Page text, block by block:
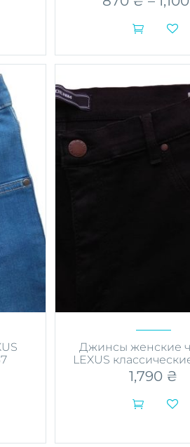

товар
вариаций.
можно
странице

Джинсы женские
LEXUS
1,790 ₴
 